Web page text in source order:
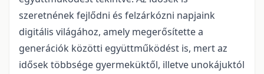
szeretnének fejlődni és felzárkózni napjaink
digitális világához, amely megerősítette a
generációk közötti együttműködést is, mert az
idősek többsége gyermeküktől, illetve unokájuktól